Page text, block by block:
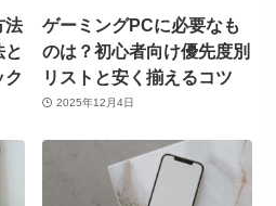
法
と
ク
ゲーミングPCに必要なも
のは？初心者向け優先度別
リストと安く揃えるコツ
2025年12月4日